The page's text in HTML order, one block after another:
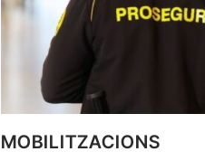
MOBILITZACIONS